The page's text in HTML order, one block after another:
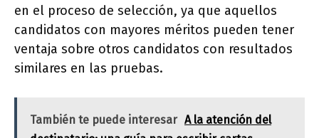
en el proceso de selección, ya que aquellos
candidatos con mayores méritos pueden tener
ventaja sobre otros candidatos con resultados
similares en las pruebas.
También te puede interesar A la atención del